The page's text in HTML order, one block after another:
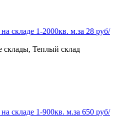
складе 1-2000кв. м.за 28 руб/
Теплый склад
складе 1-900кв. м.за 650 руб/